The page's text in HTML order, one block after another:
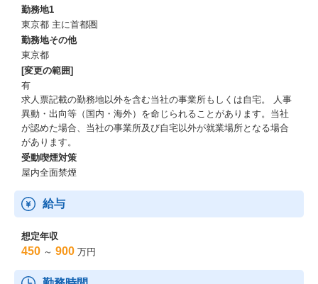
勤務地1
東京都 主に首都圏
勤務地その他
東京都
[変更の範囲]
有
求人票記載の勤務地以外を含む当社の事業所もしくは自宅。 人事
異動・出向等（国内・海外）を命じられることがあります。当社
が認めた場合、当社の事業所及び自宅以外が就業場所となる場合
があります。
受動喫煙対策
屋内全面禁煙
給与
想定年収
450 ～ 900 万円